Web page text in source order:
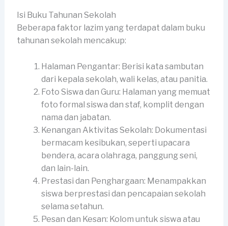
Isi Buku Tahunan Sekolah
Beberapa faktor lazim yang terdapat dalam buku
tahunan sekolah mencakup:
Halaman Pengantar: Berisi kata sambutan
dari kepala sekolah, wali kelas, atau panitia.
Foto Siswa dan Guru: Halaman yang memuat
foto formal siswa dan staf, komplit dengan
nama dan jabatan.
Kenangan Aktivitas Sekolah: Dokumentasi
bermacam kesibukan, seperti upacara
bendera, acara olahraga, panggung seni,
dan lain-lain.
Prestasi dan Penghargaan: Menampakkan
siswa berprestasi dan pencapaian sekolah
selama setahun.
Pesan dan Kesan: Kolom untuk siswa atau